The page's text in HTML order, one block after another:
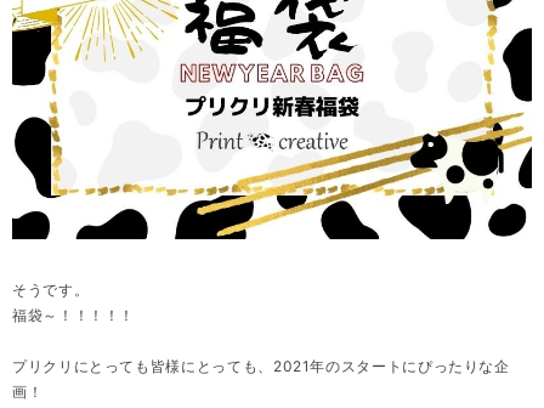
そうです。
福袋～！！！！！
プリクリにとっても皆様にとっても、2021年のスタートにぴったりな企
画！